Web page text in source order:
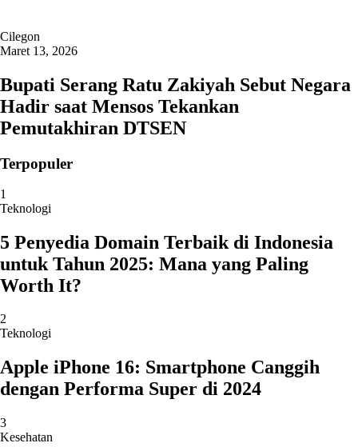
Cilegon
Maret 13, 2026
Bupati Serang Ratu Zakiyah Sebut Negara
Hadir saat Mensos Tekankan
Pemutakhiran DTSEN
Terpopuler
1
Teknologi
5 Penyedia Domain Terbaik di Indonesia
untuk Tahun 2025: Mana yang Paling
Worth It?
2
Teknologi
Apple iPhone 16: Smartphone Canggih
dengan Performa Super di 2024
3
Kesehatan